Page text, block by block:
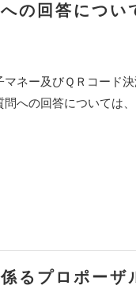
の回答につい
ネー及びＱＲコード
への回答については
るプロポーザ